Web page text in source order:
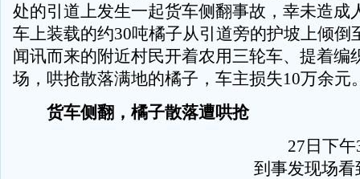
处的引道上发生一起货车侧翻事故，幸未造成
车上装载的约30吨橘子从引道旁的护坡上倾倒
闻讯而来的附近村民开着农用三轮车、提着编
场，哄抢散落满地的橘子，车主损失10万余元
货车侧翻，橘子散落遭哄抢
27日下午3
到事发现场